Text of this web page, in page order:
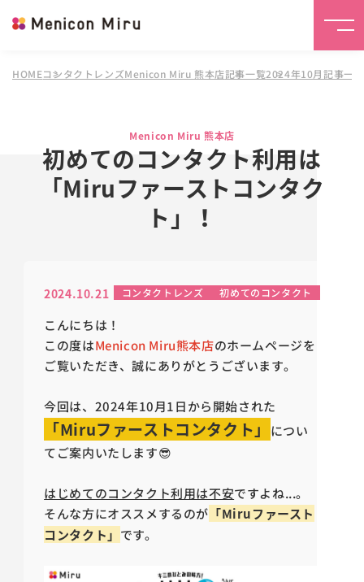
HOMEコンタクトレンズMenicon Miru 熊本店記事一覧2024年10月記事一覧
Menicon Miru 熊本店
初めてのコンタクト利用は
「Miruファーストコンタク
ト」！
2024.10.21 コンタクトレンズ 初めてのコンタクト
こんにちは！
この度はMenicon Miru熊本店のホームページを
ご覧いただき、誠にありがとうございます。
今回は、2024年10月1日から開始された
「Miruファーストコンタクト」
につい
てご案内いたします😎
はじめてのコンタクト利用は不安ですよね...。
そんな方にオススメするのが 「Miruファースト
コンタクト」 です。